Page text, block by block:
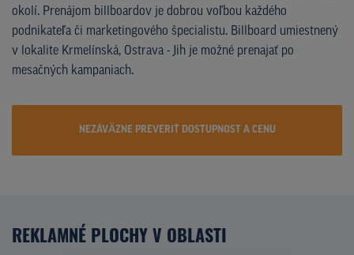
okolí. Prenájom billboardov je dobrou voľbou každého
podnikateľa či marketingového špecialistu. Billboard umiestnený
v lokalite Krmelínská, Ostrava - Jih je možné prenajať po
mesačných kampaniach.
NEZÁVÄZNE PREVERIŤ DOSTUPNOST A CENU
REKLAMNÉ PLOCHY V OBLASTI